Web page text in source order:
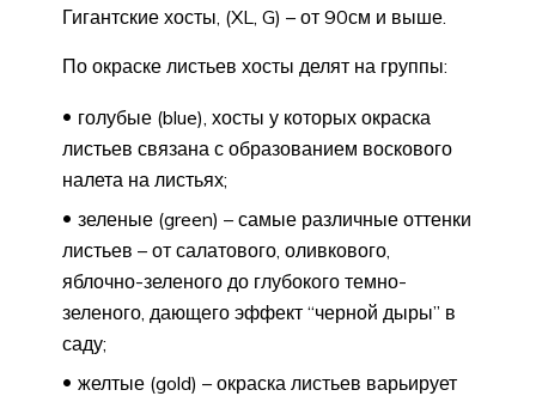
Гигантские хосты, (XL, G) – от 90см и выше.
По окраске листьев хосты делят на группы:
голубые (blue), хосты у которых окраска
листьев связана с образованием воскового
налета на листьях;
зеленые (green) – самые различные оттенки
листьев – от салатового, оливкового,
яблочно-зеленого до глубокого темно-
зеленого, дающего эффект “черной дыры” в
саду;
желтые (gold) – окраска листьев варьирует